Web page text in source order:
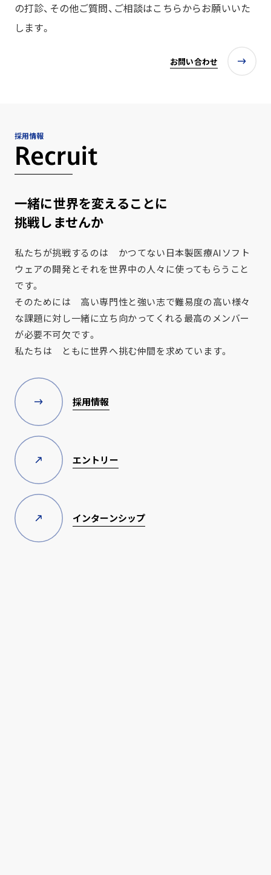
の打診、その他ご質問、ご相談はこちらからお願いいた
します。
お問い合わせ
採用情報
Recruit
一緒に世界を変えることに
挑戦しませんか
私たちが挑戦するのは かつてない日本製医療AIソフト
ウェアの開発とそれを世界中の人々に使ってもらうこと
です。
そのためには 高い専門性と強い志で難易度の高い様々
な課題に対し一緒に立ち向かってくれる最高のメンバー
が必要不可欠です。
私たちは ともに世界へ挑む仲間を求めています。
採用情報
エントリー
インターンシップ